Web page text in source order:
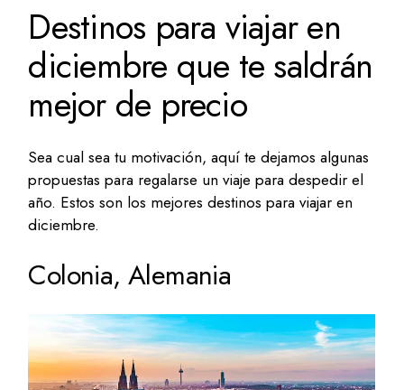
Destinos para viajar en
diciembre que te saldrán
mejor de precio
Sea cual sea tu motivación, aquí te dejamos algunas
propuestas para regalarse un viaje para despedir el
año. Estos son los mejores destinos para viajar en
diciembre.
Colonia, Alemania